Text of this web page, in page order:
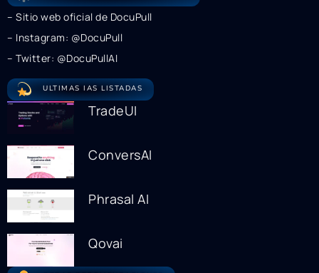
– Sitio web oficial de DocuPull
– Instagram: @DocuPull
– Twitter: @DocuPullAI
ULTIMAS IAS LISTADAS
TradeUI
ConversAI
Phrasal AI
Qovai